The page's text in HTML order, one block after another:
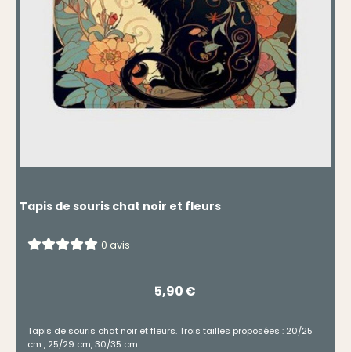
Tapis de souris chat noir et fleurs
0 avis
5,90€
Tapis de souris chat noir et fleurs. Trois tailles proposées : 20/25
cm , 25/29 cm, 30/35 cm